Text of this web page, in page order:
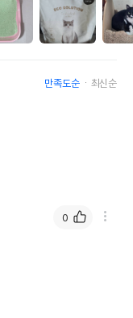
만족도순 최신순
0